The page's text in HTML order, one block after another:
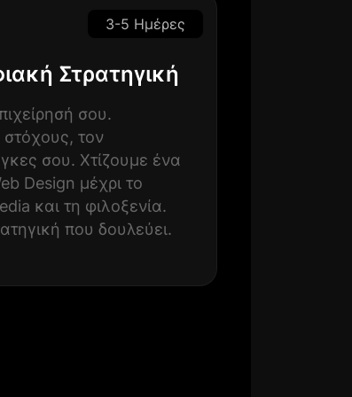
3-5 Ημέρες
Στρατηγική
σου.
τον
σου. Χτίζουμε ένα
Design μέχρι το
και τη φιλοξενία.
που δουλεύει.